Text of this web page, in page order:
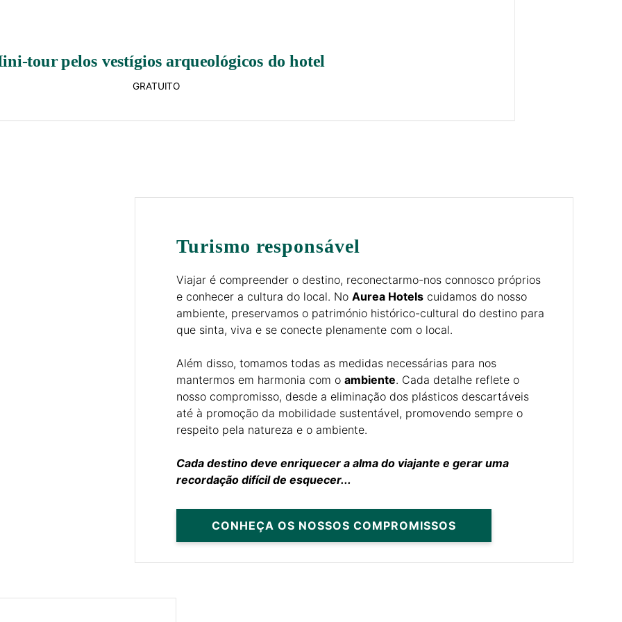
tour pelos vestígios arqueológicos do hotel
GRATUITO
Turismo responsável
Viajar é compreender o destino, reconectarmo-nos connosco próprios
e conhecer a cultura do local. No Aurea Hotels cuidamos do nosso
ambiente, preservamos o património histórico-cultural do destino para
que sinta, viva e se conecte plenamente com o local.
Além disso, tomamos todas as medidas necessárias para nos
mantermos em harmonia com o ambiente. Cada detalhe reflete o
nosso compromisso, desde a eliminação dos plásticos descartáveis
até à promoção da mobilidade sustentável, promovendo sempre o
respeito pela natureza e o ambiente.
Cada destino deve enriquecer a alma do viajante e gerar uma
recordação difícil de esquecer...